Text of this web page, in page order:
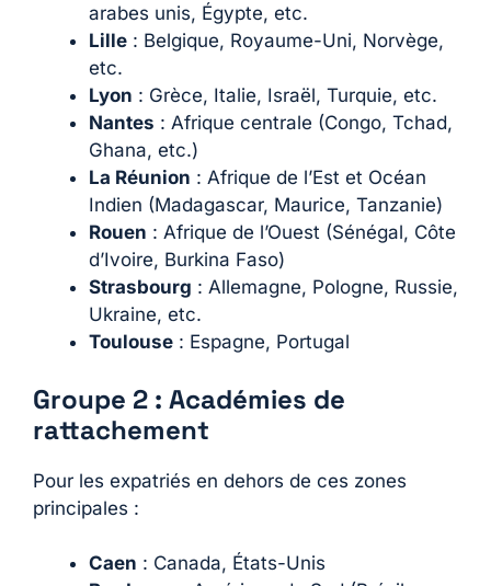
arabes unis, Égypte, etc.
Lille : Belgique, Royaume-Uni, Norvège,
etc.
Lyon : Grèce, Italie, Israël, Turquie, etc.
Nantes : Afrique centrale (Congo, Tchad,
Ghana, etc.)
La Réunion : Afrique de l’Est et Océan
Indien (Madagascar, Maurice, Tanzanie)
Rouen : Afrique de l’Ouest (Sénégal, Côte
d’Ivoire, Burkina Faso)
Strasbourg : Allemagne, Pologne, Russie,
Ukraine, etc.
Toulouse : Espagne, Portugal
Groupe 2 : Académies de
rattachement
Pour les expatriés en dehors de ces zones
principales :
Caen : Canada, États-Unis